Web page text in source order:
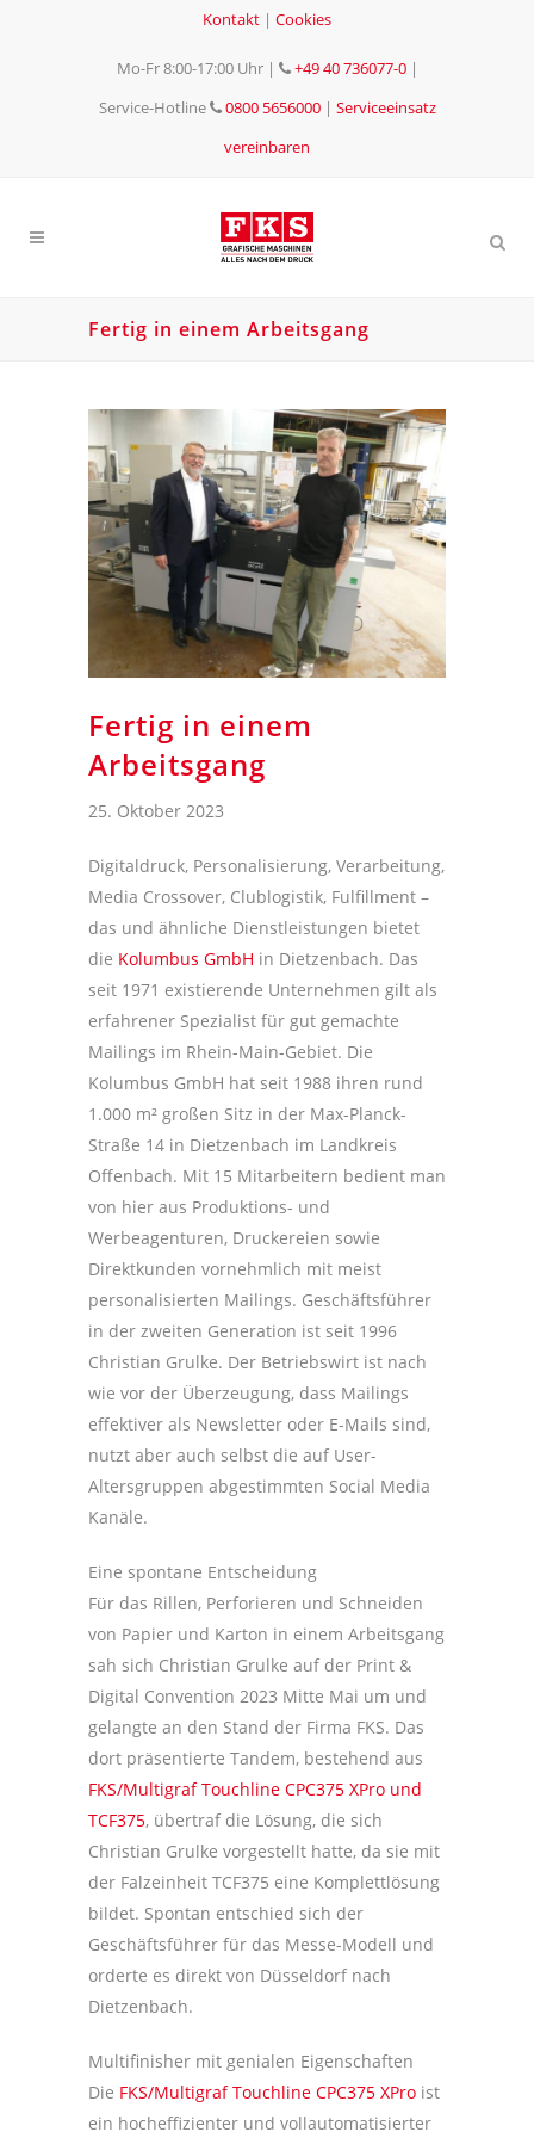
Kontakt | Cookies
Mo-Fr 8:00-17:00 Uhr| +49 40 736077-0|
Service-Hotline
0800 5656000| Serviceeinsatz
vereinbaren
Fertig in einem Arbeitsgang
Fertig in einem
Arbeitsgang
25. Oktober 2023
Digitaldruck, Personalisierung, Verarbeitung,
Media Crossover, Clublogistik, Fulfillment –
das und ähnliche Dienstleistungen bietet
die Kolumbus GmbH in Dietzenbach. Das
seit 1971 existierende Unternehmen gilt als
erfahrener Spezialist für gut gemachte
Mailings im Rhein-Main-Gebiet. Die
Kolumbus GmbH hat seit 1988 ihren rund
1.000 m² großen Sitz in der Max-Planck-
Straße 14 in Dietzenbach im Landkreis
Offenbach. Mit 15 Mitarbeitern bedient man
von hier aus Produktions- und
Werbeagenturen, Druckereien sowie
Direktkunden vornehmlich mit meist
personalisierten Mailings. Geschäftsführer
in der zweiten Generation ist seit 1996
Christian Grulke. Der Betriebswirt ist nach
wie vor der Überzeugung, dass Mailings
effektiver als Newsletter oder E-Mails sind,
nutzt aber auch selbst die auf User-
Altersgruppen abgestimmten Social Media
Kanäle.
Eine spontane Entscheidung
Für das Rillen, Perforieren und Schneiden
von Papier und Karton in einem Arbeitsgang
sah sich Christian Grulke auf der Print &
Digital Convention 2023 Mitte Mai um und
gelangte an den Stand der Firma FKS. Das
dort präsentierte Tandem, bestehend aus
FKS/Multigraf Touchline CPC375 XPro und
TCF375, übertraf die Lösung, die sich
Christian Grulke vorgestellt hatte, da sie mit
der Falzeinheit TCF375 eine Komplettlösung
bildet. Spontan entschied sich der
Geschäftsführer für das Messe-Modell und
orderte es direkt von Düsseldorf nach
Dietzenbach.
Multifinisher mit genialen Eigenschaften
Die FKS/Multigraf Touchline CPC375 XPro ist
ein hocheffizienter und vollautomatisierter